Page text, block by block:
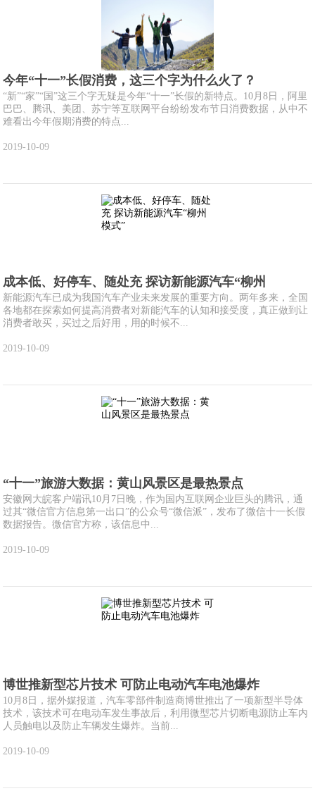
今年“十一”长假消费，这三个字为什么火了？
“新”“家”“国”这三个字无疑是今年“十一”长假的新特点。10月8日，阿里
巴巴、腾讯、美团、苏宁等互联网平台纷纷发布节日消费数据，从中不
难看出今年假期消费的特点...
2019-10-09
成本低、好停车、随处充 探访新能源汽车“柳州
新能源汽车已成为我国汽车产业未来发展的重要方向。两年多来，全国
各地都在探索如何提高消费者对新能汽车的认知和接受度，真正做到让
消费者敢买，买过之后好用，用的时候不...
2019-10-09
“十一”旅游大数据：黄山风景区是最热景点
安徽网大皖客户端讯10月7日晚，作为国内互联网企业巨头的腾讯，通
过其“微信官方信息第一出口”的公众号“微信派”，发布了微信十一长假
数据报告。微信官方称，该信息中...
2019-10-09
博世推新型芯片技术 可防止电动汽车电池爆炸
10月8日，据外媒报道，汽车零部件制造商博世推出了一项新型半导体
技术，该技术可在电动车发生事故后，利用微型芯片切断电源防止车内
人员触电以及防止车辆发生爆炸。当前...
2019-10-09